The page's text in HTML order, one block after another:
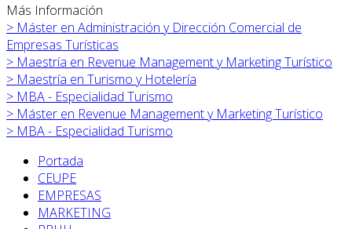
Más Información
> Máster en Administración y Dirección Comercial de
Empresas Turísticas
> Maestría en Revenue Management y Marketing Turístico
> Maestría en Turismo y Hotelería
> MBA - Especialidad Turismo
> Máster en Revenue Management y Marketing Turístico
> MBA - Especialidad Turismo
Portada
CEUPE
EMPRESAS
MARKETING